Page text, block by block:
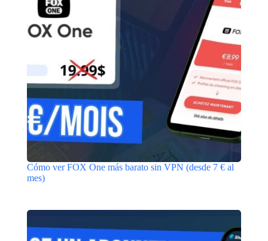
Cómo ver FOX One más barato sin VPN (desde 7 € al
mes)